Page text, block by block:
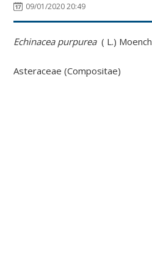
09/01/2020 20:49
Echinacea purpurea( L.) Moench
Asteraceae (Compositae)